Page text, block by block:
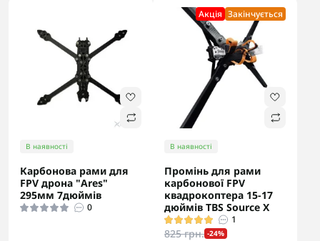
В наявності
Карбонова рами для
FPV дрона "Ares"
295мм 7дюймів
0
Акцiя Закінчується
В наявності
Промінь для рами
карбонової FPV
квадрокоптера 15-17
дюймів TBS Source X
1
825 грн. -24%